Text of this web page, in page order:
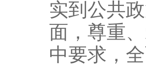
实到公共
面，尊重
中要求，